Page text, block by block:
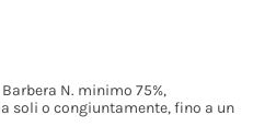
N. minimo 75%,
soli o congiuntamente, fino a un